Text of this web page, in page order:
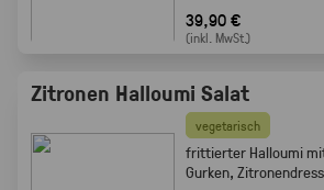
39,90 €
(inkl. MwSt.)
Zitronen Halloumi Salat
vegetarisch
frittierter Halloumi
Gurken,